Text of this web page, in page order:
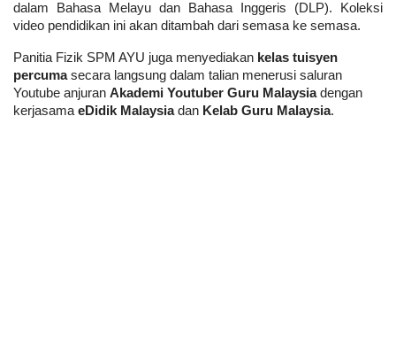
dalam Bahasa Melayu dan Bahasa Inggeris (DLP). Koleksi
video pendidikan ini akan ditambah dari semasa ke semasa.
Panitia Fizik SPM AYU juga menyediakan kelas tuisyen
percuma secara langsung dalam talian menerusi saluran
Youtube anjuran Akademi Youtuber Guru Malaysia dengan
kerjasama eDidik Malaysia dan Kelab Guru Malaysia.